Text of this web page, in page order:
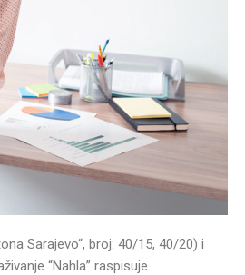
Sarajevo“, broj: 40/15, 40/20) i
“Nahla” raspisuje